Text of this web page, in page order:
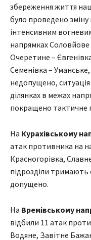
збереження життя
було проведено зміну
інтенсивним
напрямках
Очеретине –
Семенівка –
недопущено,
ділянках в межах
покращено тактичне
На Курахівському
атак противника на
Красногорівка,
підрозділи
допущено.
На Времівському
відбили 11 атак
Водяне, Завітне